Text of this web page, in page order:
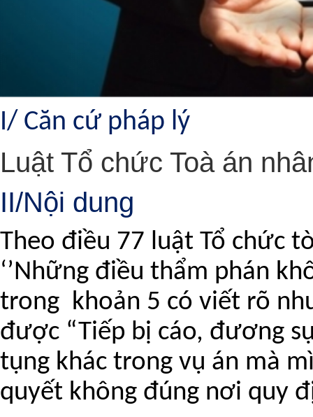
I/ Căn cứ pháp lý
Luật Tổ chức Toà án
II/Nội dung
Theo điều 77 luật Tổ chức
‘’Những điều thẩm phán
trong khoản 5 có viết rõ
được “Tiếp bị cáo, đương
tụng khác trong vụ án mà
quyết không đúng nơi quy